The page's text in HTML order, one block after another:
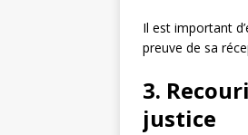
Il est important
preuve de sa
3.
justice